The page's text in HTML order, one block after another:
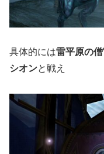
具体的には雷平原の
シオンと戦え